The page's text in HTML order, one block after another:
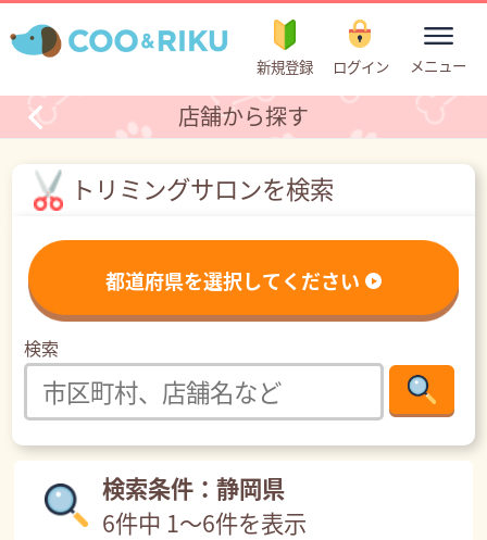
新規登録 ログイン
toggle
メニュー
店舗から探す
トリミングサロンを検索
都道府県を選択してください
検索
検索条件：静岡県
6件中 1～6件を表示